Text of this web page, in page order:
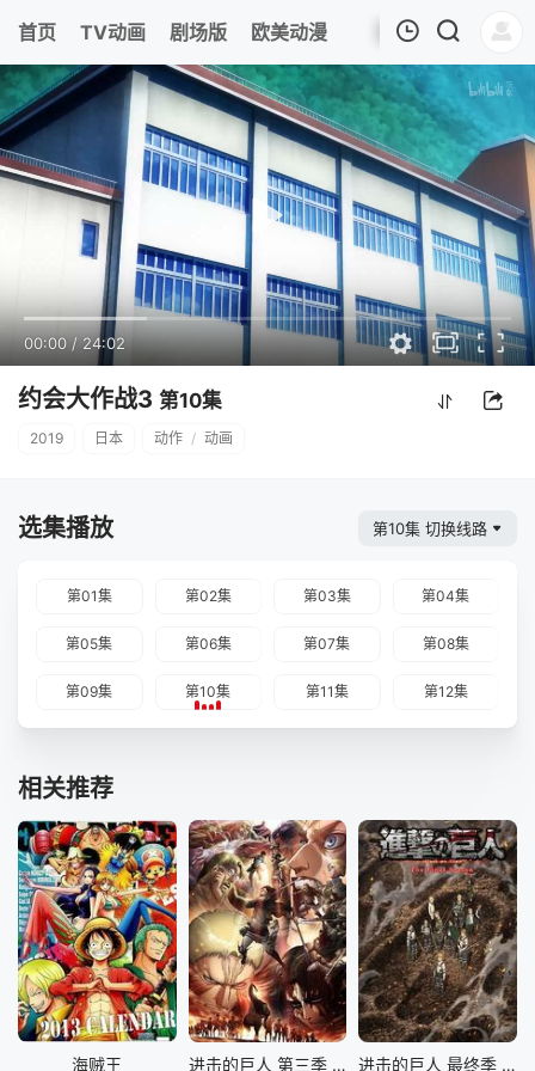
首页 TV动画 剧场版 欧美动漫
我的观影记录
00:00/24:02
约会大作战3 第10集
2019 日本 动作 / 动画
选集播放 第10集 切换线路
第01集 第02集 第03集 第04集
第05集 第06集 第07集 第08集
第09集 第10集 第11集 第12集
相关推荐
海贼王 进击的巨人 第三季 Part.2 进击的巨人 最终季 完结篇 前篇